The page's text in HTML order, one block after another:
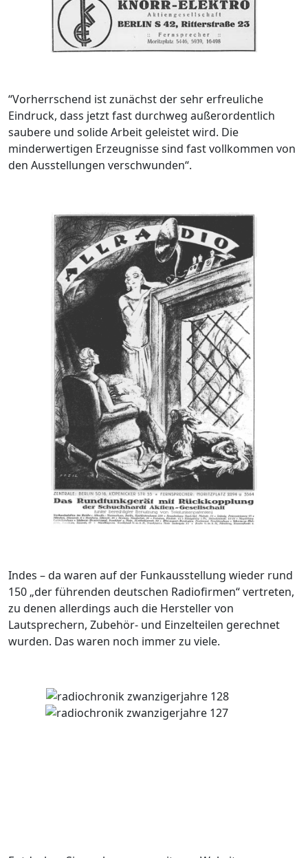
“Vorherrschend ist zunächst der sehr erfreuliche
Eindruck, dass jetzt fast durchweg außerordentlich
saubere und solide Arbeit geleistet wird. Die
minderwertigen Erzeugnisse sind fast vollkommen von
den Ausstellungen verschwunden“.
Indes – da waren auf der Funkausstellung wieder rund
150 „der führenden deutschen Radiofirmen“ vertreten,
zu denen allerdings auch die Hersteller von
Lautsprechern, Zubehör- und Einzelteilen gerechnet
wurden. Das waren noch immer zu viele.